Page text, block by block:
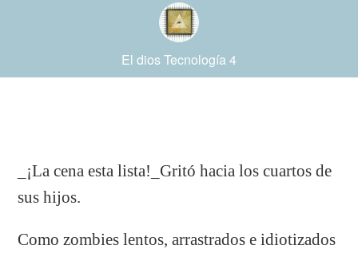
El dios Tecnología 4
_¡La cena esta lista!_Gritó hacia los cuartos de
sus hijos.
Como zombies lentos, arrastrados e idiotizados